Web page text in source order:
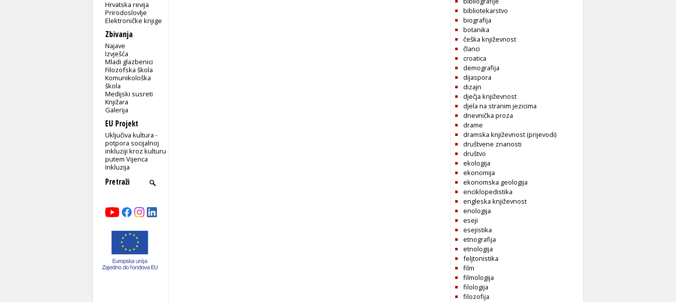
Hrvatska revija
Prirodoslovlje
Elektroničke knjige
Zbivanja
Najave
Izvješća
Mladi glazbenici
Filozofska škola
Komunikološka
škola
Medijski susreti
Knjižara
Galerija
EU Projekt
Uključiva kultura -
potpora socijalnoj
inkluziji kroz kulturu
putem Vijenca
Inkluzija
bibliotekarstvo
biografija
botanika
češka književnost
članci
croatica
demografija
dijaspora
dizajn
dječja književnost
djela na stranim jezicima
dnevnička proza
drame
dramska književnost (prijevodi)
društvene znanosti
društvo
ekologija
ekonomija
ekonomska geologija
enciklopedistika
engleska književnost
enologija
eseji
esejistika
etnografija
etnologija
feljtonistika
film
filmologija
filologija
filozofija